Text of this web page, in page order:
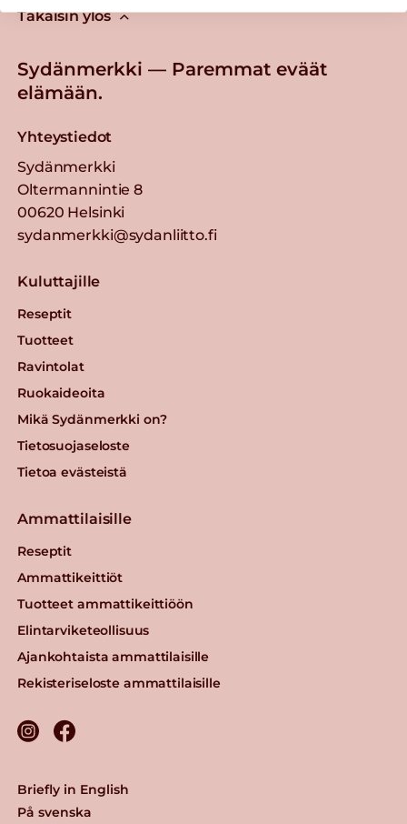
Takaisin ylös
Sydänmerkki — Paremmat eväät
elämään.
Yhteystiedot
Sydänmerkki
Oltermannintie 8
00620 Helsinki
sydanmerkki@sydanliitto.fi
Kuluttajille
Reseptit
Tuotteet
Ravintolat
Ruokaideoita
Mikä Sydänmerkki on?
Tietosuojaseloste
Tietoa evästeistä
Ammattilaisille
Reseptit
Ammattikeittiöt
Tuotteet ammattikeittiöön
Elintarviketeollisuus
Ajankohtaista ammattilaisille
Rekisteriseloste ammattilaisille
Briefly in English
På svenska